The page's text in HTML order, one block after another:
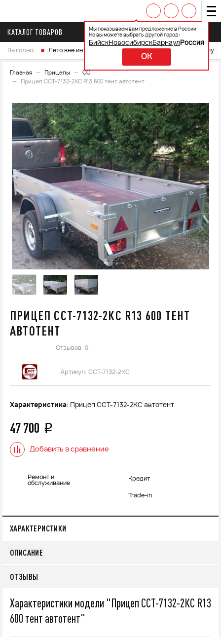
Мы показываем вам предложение в России
Но вы можете выбрать другой город:
БийскНовосибирскБарнаул Россия
OK
КАТАЛОГ ТОВАРОВ
Выгодно: Лето вне интренета Выберите свой мотоцикл и
Главная Прицепы
ССТ
Прицеп ССТ-7132-2КС R13 600 тент автотент
ПРИЦЕП ССТ-7132-2КС R13 600 ТЕНТ
АВТОТЕНТ
Отзывов: 0
Артикул: ССТ-7132-2КС
Характеристика: Прицеп ССТ-7132-2КС автотент
47 700 q
Добавить в сравнение
Ремонт и
обслуживание
Кредит
Trade-in
ХАРАКТЕРИСТИКИ
ОПИСАНИЕ
ОТЗЫВЫ
Характеристики модели "Прицеп ССТ-7132-2КС R13
600 тент автотент"